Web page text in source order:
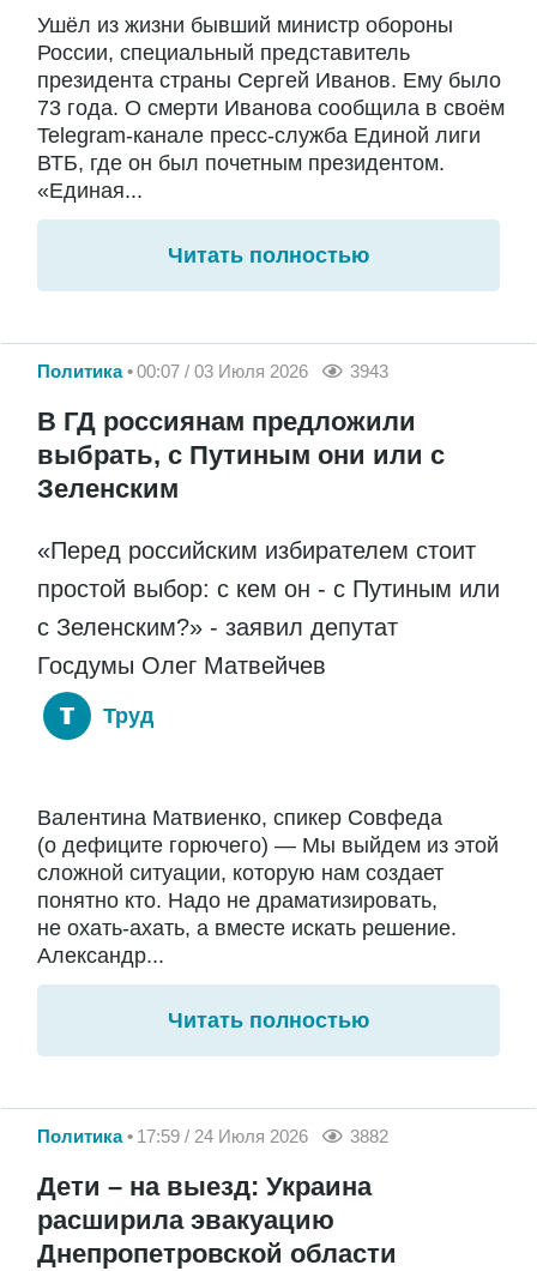
Ушёл из жизни бывший министр обороны
России, специальный представитель
президента страны Сергей Иванов. Ему было
73 года. О смерти Иванова сообщила в своём
Telegram-канале пресс-служба Единой лиги
ВТБ, где он был почетным президентом.
«Единая...
Читать полностью
Политика 00:07 / 03 Июля 2026 3943
В ГД россиянам предложили
выбрать, с Путиным они или с
Зеленским
«Перед российским избирателем стоит
простой выбор: с кем он - с Путиным или
с Зеленским?» - заявил депутат
Госдумы Олег Матвейчев
Труд
Валентина Матвиенко, спикер Совфеда
(о дефиците горючего) — Мы выйдем из этой
сложной ситуации, которую нам создает
понятно кто. Надо не драматизировать,
не охать-ахать, а вместе искать решение.
Александр...
Читать полностью
Политика 17:59 / 24 Июля 2026 3882
Дети – на выезд: Украина
расширила эвакуацию
Днепропетровской области